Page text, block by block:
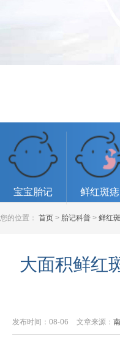
宝宝胎记 鲜红斑痣
您的位置： 首页 > 胎记科普 > 鲜红
大面积鲜红
发布时间：08-06 文章来源：